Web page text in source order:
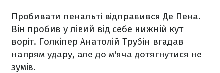
Пробивати пенальті відправився Де Пена.
Він пробив у лівий від себе нижній кут
воріт. Голкіпер Анатолій Трубін вгадав
напрям удару, але до м'яча дотягнутися не
зумів.